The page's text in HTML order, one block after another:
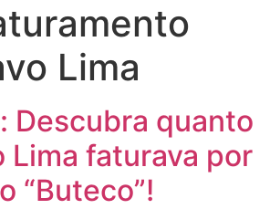
Lima
Descubra quanto
Lima faturava por
“Buteco”!